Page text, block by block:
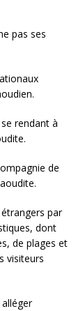
pas ses
rendant à
de
par
dont
de plages et
visiteurs